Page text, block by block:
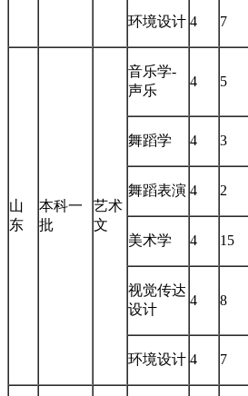
环境设计 4 7
山
东
本科一
批
艺术
文
音乐学-
声乐
4 5
舞蹈学 4 3
舞蹈表演 4 2
美术学 4 15
视觉传达
设计
4 8
环境设计 4 7